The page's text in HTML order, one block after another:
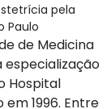
pela
Paulo
de Medicina
especialização
Hospital
1996. Entre